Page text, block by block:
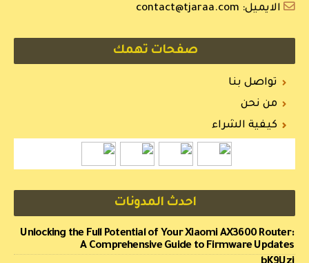
الايميل: contact@tjaraa.com
صفحات تهمك
تواصل بنا
من نحن
كيفية الشراء
احدث المدونات
Unlocking the Full Potential of Your Xiaomi AX3600 Router:
A Comprehensive Guide to Firmware Updates
bK9Uzj